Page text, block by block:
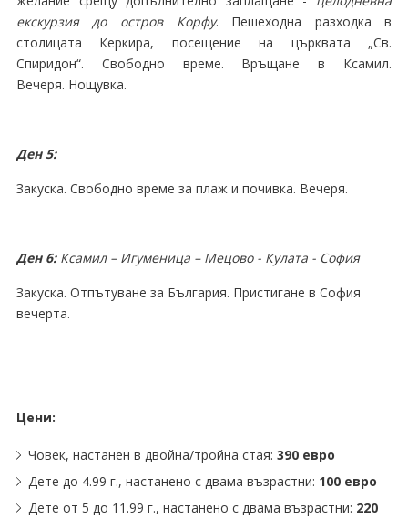
екскурзия до остров Корфу. Пешеходна разходка в
столицата Керкира, посещение на църквата „Св.
Спиридон“. Свободно време. Връщане в Ксамил.
Вечеря. Нощувка.
Ден 5:
Закуска. Свободно време за плаж и почивка. Вечеря.
Ден 6: Ксамил– Игуменица – Мецово - Кулата - София
Закуска. Отпътуване за България. Пристигане в София
вечерта.
Цени:
Човек, настанен в двойна/тройна стая: 390 eвро
Дете до 4.99 г., настанено с двама възрастни: 100 евро
Дете от 5 до 11.99 г., настанено с двама възрастни: 220